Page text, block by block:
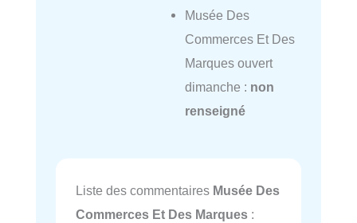
Musée Des
Commerces Et Des
Marques ouvert
dimanche : non
renseigné
Liste des commentaires Musée Des
Commerces Et Des Marques :